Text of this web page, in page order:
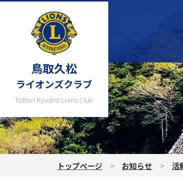
鳥取久松
ライオンズクラブ
Tottori Kyusho Lions Club
トップページ お知らせ 活